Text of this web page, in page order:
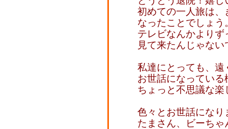
初めての一人旅は、
なったことでしょう
テレビなんかより
見て来たんじゃな
私達にとっても、遠
お世話になっている
ちょっと不思議な
色々とお世話になり
たまさん、ビーち